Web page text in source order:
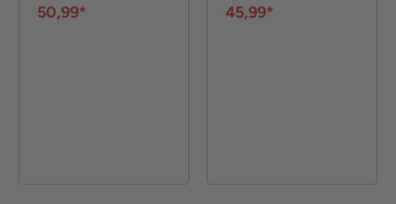
50,99* 45,99*